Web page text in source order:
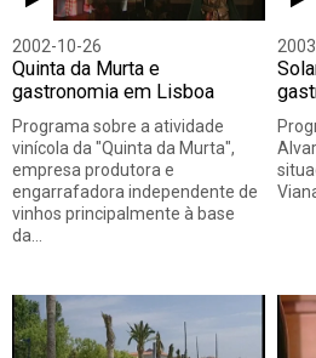
2002-10-26
Quinta da Murta e
gastronomia em Lisboa
Programa sobre a atividade
vinícola da "Quinta da Murta",
empresa produtora e
engarrafadora independente de
vinhos principalmente à base
da…